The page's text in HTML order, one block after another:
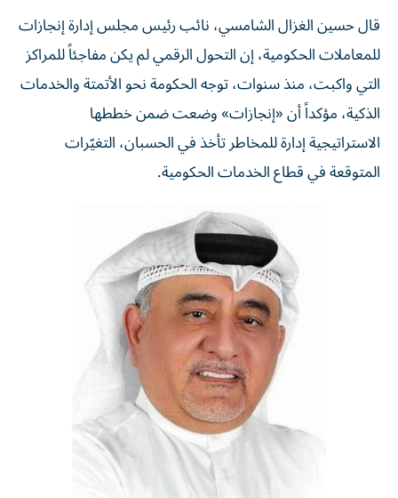
قال حسين الغزال الشامسي، نائب رئيس مجلس إدارة إنجازات
للمعاملات الحكومية، إن التحول الرقمي لم يكن مفاجئاً للمراكز
التي واكبت، منذ سنوات، توجه الحكومة نحو الأتمتة والخدمات
الذكية، مؤكداً أن «إنجازات» وضعت ضمن خططها
الاستراتيجية إدارة للمخاطر تأخذ في الحسبان، التغيّرات
المتوقعة في قطاع الخدمات الحكومية.